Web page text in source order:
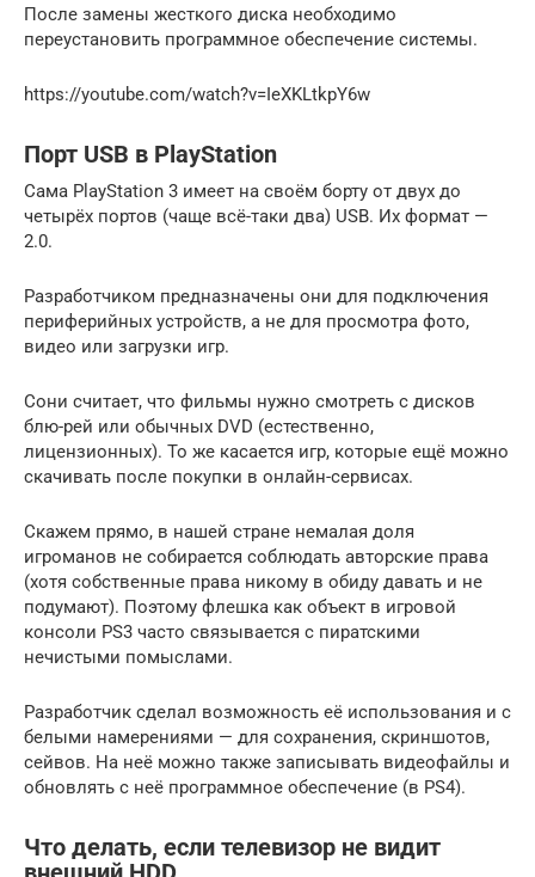
После замены жесткого диска необходимо
переустановить программное обеспечение системы.
https://youtube.com/watch?v=IeXKLtkpY6w
Порт USB в PlayStation
Сама PlayStation 3 имеет на своём борту от двух до
четырёх портов (чаще всё-таки два) USB. Их формат —
2.0.
Разработчиком предназначены они для подключения
периферийных устройств, а не для просмотра фото,
видео или загрузки игр.
Сони считает, что фильмы нужно смотреть с дисков
блю-рей или обычных DVD (естественно,
лицензионных). То же касается игр, которые ещё можно
скачивать после покупки в онлайн-сервисах.
Скажем прямо, в нашей стране немалая доля
игроманов не собирается соблюдать авторские права
(хотя собственные права никому в обиду давать и не
подумают). Поэтому флешка как объект в игровой
консоли PS3 часто связывается с пиратскими
нечистыми помыслами.
Разработчик сделал возможность её использования и с
белыми намерениями — для сохранения, скриншотов,
сейвов. На неё можно также записывать видеофайлы и
обновлять с неё программное обеспечение (в PS4).
Что делать, если телевизор не видит